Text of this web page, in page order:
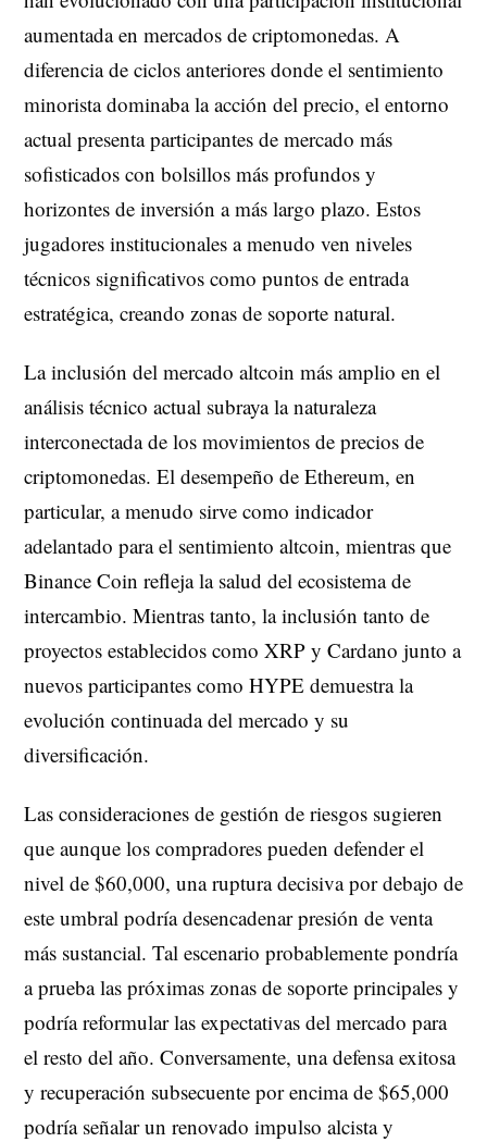
aumentada en mercados de criptomonedas. A
diferencia de ciclos anteriores donde el sentimiento
minorista dominaba la acción del precio, el entorno
actual presenta participantes de mercado más
sofisticados con bolsillos más profundos y
horizontes de inversión a más largo plazo. Estos
jugadores institucionales a menudo ven niveles
técnicos significativos como puntos de entrada
estratégica, creando zonas de soporte natural.
La inclusión del mercado altcoin más amplio en el
análisis técnico actual subraya la naturaleza
interconectada de los movimientos de precios de
criptomonedas. El desempeño de Ethereum, en
particular, a menudo sirve como indicador
adelantado para el sentimiento altcoin, mientras que
Binance Coin refleja la salud del ecosistema de
intercambio. Mientras tanto, la inclusión tanto de
proyectos establecidos como XRP y Cardano junto a
nuevos participantes como HYPE demuestra la
evolución continuada del mercado y su
diversificación.
Las consideraciones de gestión de riesgos sugieren
que aunque los compradores pueden defender el
nivel de $60,000, una ruptura decisiva por debajo de
este umbral podría desencadenar presión de venta
más sustancial. Tal escenario probablemente pondría
a prueba las próximas zonas de soporte principales y
podría reformular las expectativas del mercado para
el resto del año. Conversamente, una defensa exitosa
y recuperación subsecuente por encima de $65,000
podría señalar un renovado impulso alcista y